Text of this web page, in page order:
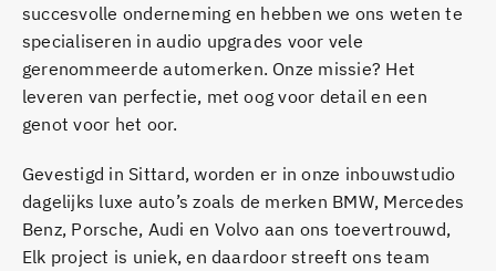
succesvolle onderneming en hebben we ons weten te
specialiseren in audio upgrades voor vele
gerenommeerde automerken. Onze missie? Het
leveren van perfectie, met oog voor detail en een
genot voor het oor.
Gevestigd in Sittard, worden er in onze inbouwstudio
dagelijks luxe auto’s zoals de merken BMW, Mercedes
Benz, Porsche, Audi en Volvo aan ons toevertrouwd,
Elk project is uniek, en daardoor streeft ons team